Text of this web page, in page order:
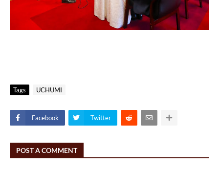
Tags UCHUMI
Facebook Twitter
POST A COMMENT